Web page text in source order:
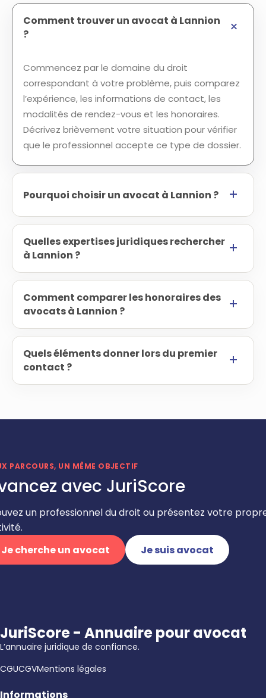
Comment trouver un avocat à Lannion
?
Commencez par le domaine du droit
correspondant à votre problème, puis comparez
l’expérience, les informations de contact, les
modalités de rendez-vous et les honoraires.
Décrivez brièvement votre situation pour vérifier
que le professionnel accepte ce type de dossier.
Pourquoi choisir un avocat à Lannion ?
Quelles expertises juridiques rechercher
à Lannion ?
Comment comparer les honoraires des
avocats à Lannion ?
Quels éléments donner lors du premier
contact ?
PARCOURS, UN MÊME OBJECTIF
avec JuriScore
un professionnel du droit ou présentez votre
Je cherche un avocat
Je suis avocat
JuriScore - Annuaire pour avocat
L’annuaire juridique de confiance.
CGUCGVMentions légales
Informations